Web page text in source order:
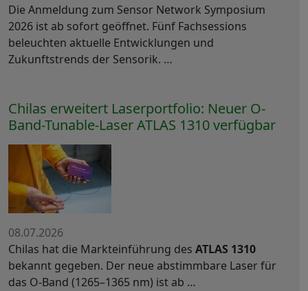
Die Anmeldung zum Sensor Network Symposium
2026 ist ab sofort geöffnet. Fünf Fachsessions
beleuchten aktuelle Entwicklungen und
Zukunftstrends der Sensorik. …
Chilas erweitert Laserportfolio: Neuer O-
Band-Tunable-Laser ATLAS 1310 verfügbar
08.07.2026
Chilas hat die Markteinführung des ATLAS 1310
bekannt gegeben. Der neue abstimmbare Laser für
das O-Band (1265–1365 nm) ist ab …